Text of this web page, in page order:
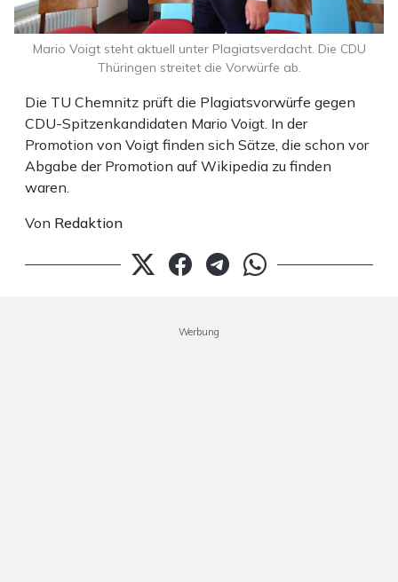
Die TU Chemnitz prüft die Plagiatsvorwürfe gegen
CDU-Spitzenkandidaten Mario Voigt. In der
Promotion von Voigt finden sich Sätze, die schon vor
Abgabe der Promotion auf Wikipedia zu finden
waren.
Von Redaktion
Mario Voigt steht aktuell unter Plagiatsverdacht. Die CDU
Thüringen streitet die Vorwürfe ab.
Werbung